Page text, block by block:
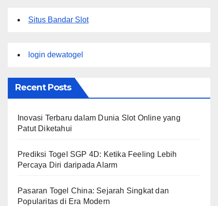
Situs Bandar Slot
login dewatogel
Recent Posts
Inovasi Terbaru dalam Dunia Slot Online yang
Patut Diketahui
Prediksi Togel SGP 4D: Ketika Feeling Lebih
Percaya Diri daripada Alarm
Pasaran Togel China: Sejarah Singkat dan
Popularitas di Era Modern